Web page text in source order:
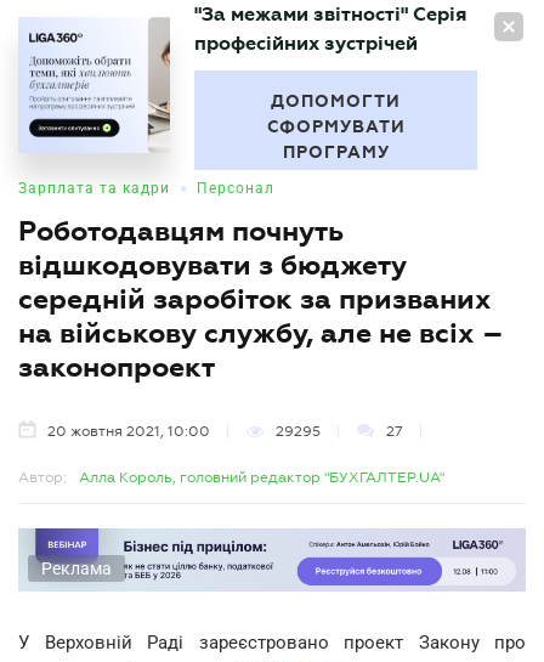
UA
БУХГАЛТЕР
"За межами звітності" Серія
професійних зустрічей
ДОПОМОГТИ
СФОРМУВАТИ
ПРОГРАМУ
Зарплата та кадри • Персонал
Роботодавцям почнуть
відшкодовувати з бюджету
середній заробіток за призваних
на військову службу, але не всіх –
законопроект
20 жовтня 2021, 10:00 29295 27
Автор: Алла Король, головний редактор "БУХГАЛТЕР.UA"
Реклама
У Верховній Раді зареєстровано проект Закону про